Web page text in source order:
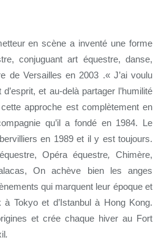
en scène a inventé une forme
conjuguant art équestre, danse,
de Versailles en 2003 .« J’ai voulu
et au-delà partager l’humilité
approche est complètement en
qu’il a fondé en 1984.
Le
en 1989 et il y est toujours.
, Opéra équestre,Chimère,
On achève bien les anges
qui marquent leur époque et
Tokyo et d’Istanbul à Hong Kong.
et crée chaque hiver au Fort
.